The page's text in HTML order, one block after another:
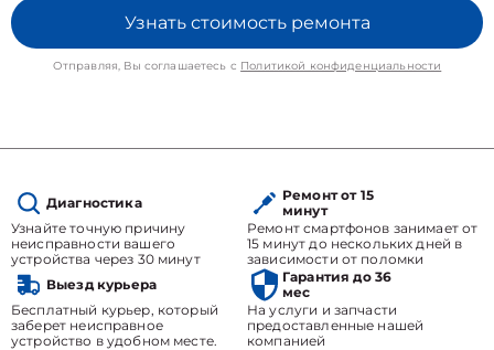
Узнать стоимость ремонта
Отправляя, Вы соглашаетесь с Политикой конфиденциальности
Диагностика
Узнайте точную причину
неисправности вашего
устройства через 30 минут
Ремонт от 15
минут
Ремонт смартфонов занимает от
15 минут до нескольких дней в
зависимости от поломки
Выезд курьера
Бесплатный курьер, который
заберет неисправное
устройство в удобном месте.
Гарантия до 36
мес
На услуги и запчасти
предоставленные нашей
компанией